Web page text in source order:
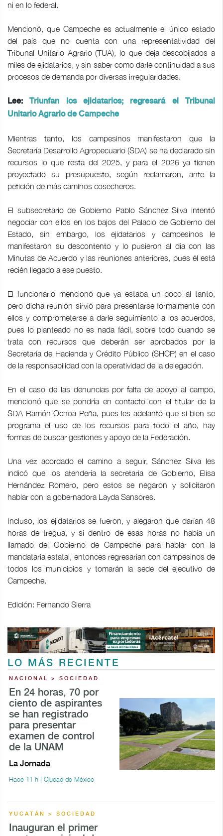
ni en lo federal.
Mencionó, que Campeche es actualmente el único estado
del país que no cuenta con una representatividad del
Tribunal Unitario Agrario (TUA), lo que deja descobijados a
miles de ejidatarios, y sin saber como darle continuidad a sus
procesos de demanda por diversas irregularidades.
Lee:Triunfan los ejidatarios; regresará el Tribunal
Unitario Agrario de Campeche
Mientras tanto, los campesinos manifestaron que la
Secretaría Desarrollo Agropecuario (SDA) se ha declarado sin
recursos lo que resta del 2025, y para el 2026 ya tienen
proyectado su presupuesto, según reclamaron, ante la
petición de más caminos cosecheros.
El subsecretario de Gobierno Pablo Sánchez Silva intentó
negociar con ellos en los bajos del Palacio de Gobierno del
Estado, sin embargo, los ejidatarios y campesinos le
manifestaron su descontento y lo pusieron al día con las
Minutas de Acuerdo y las reuniones anteriores, pues él está
recién llegado a ese puesto.
El funcionario mencionó que ya estaba un poco al tanto,
pero dicha reunión sirvió para presentarse formalmente con
ellos y comprometerse a darle seguimiento a los acuerdos,
pues lo planteado no es nada fácil, sobre todo cuando se
trata con recursos que deberán ser aprobados por la
Secretaría de Hacienda y Crédito Público (SHCP) en el caso
de la responsabilidad con la operatividad de la delegación.
En el caso de las denuncias por falta de apoyo al campo,
mencionó que se pondría en contacto con el titular de la
SDA Ramón Ochoa Peña, pues les adelantó que si bien se
programa el uso de los recursos para todo el año, hay
formas de buscar gestiones y apoyo de la Federación.
Una vez acordado el camino a seguir, Sánchez Silva les
indicó que los atendería la secretaria de Gobierno, Elisa
Hernández Romero, pero estos se negaron y solicitaron
hablar con la gobernadora Layda Sansores.
Incluso, los ejidatarios se fueron, y alegaron que darían 48
horas de tregua, y si dentro de esas horas no había un
llamado del Gobierno de Campeche para hablar con la
mandataria estatal, entonces regresarían con campesinos de
todos los municipios y tomarán la sede del ejecutivo de
Campeche.
Edición: Fernando Sierra
LO MÁS RECIENTE
NACIONAL > SOCIEDAD
En 24 horas, 70 por
ciento de aspirantes
se han registrado
para presentar
examen de control
de la UNAM
La Jornada
Hace 11 h | Ciudad de México
YUCATÁN > SOCIEDAD
Inauguran el primer